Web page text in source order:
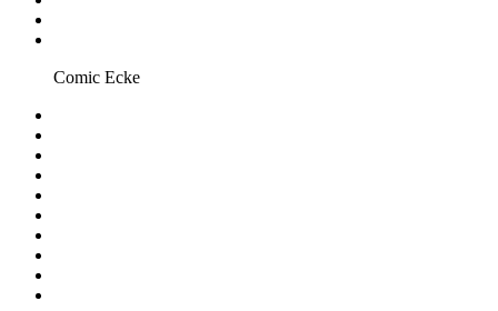
Comic Ecke